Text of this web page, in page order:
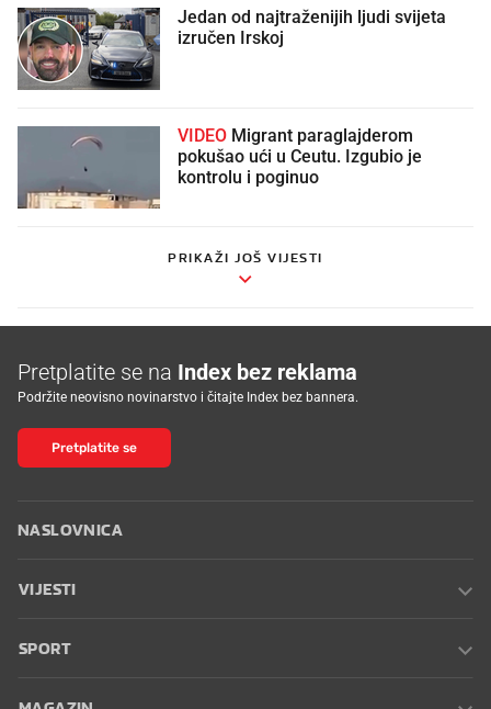
Jedan od najtraženijih ljudi svijeta
izručen Irskoj
VIDEO
pokušao ući u Ceutu. Izgubio je
kontrolu i poginuo
PRIKAŽI JOŠ VIJESTI
Pretplatite se na Index bez reklama
Podržite neovisno novinarstvo i čitajte Index bez bannera.
Pretplatite se
NASLOVNICA
VIJESTI
SPORT